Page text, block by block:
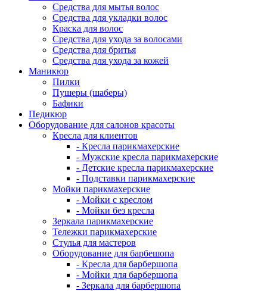
Средства для мытья волос
Средства для укладки волос
Краска для волос
Средства для ухода за волосами
Средства для бритья
Средства для ухода за кожей
Маникюр
Пилки
Пушеры (шаберы)
Бафики
Педикюр
Оборудование для салонов красоты
Кресла для клиентов
- Кресла парикмахерские
- Мужские кресла парикмахерские
- Детские кресла парикмахерские
- Подставки парикмахерские
Мойки парикмахерские
- Мойки с креслом
- Мойки без кресла
Зеркала парикмахерские
Тележки парикмахерские
Стулья для мастеров
Оборудование для барбешопа
- Кресла для барбершопа
- Мойки для барбершопа
- Зеркала для барбершопа